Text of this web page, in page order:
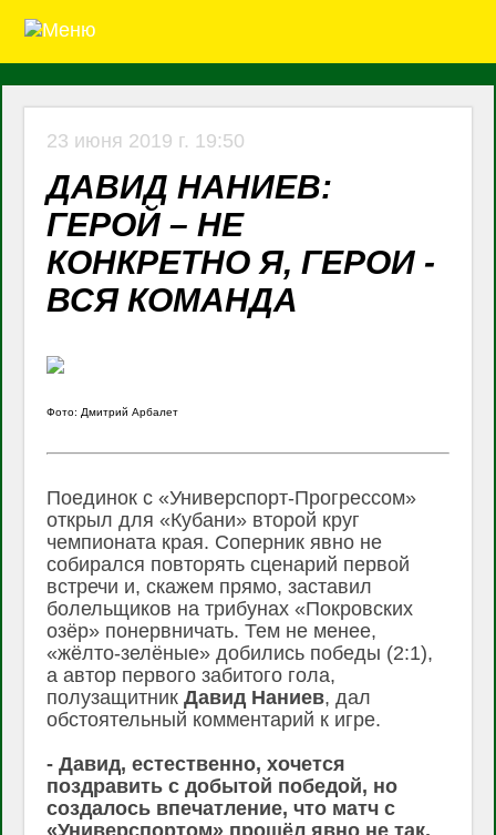
23 июня 2019 г. 19:50
ДАВИД НАНИЕВ:
ГЕРОЙ – НЕ
КОНКРЕТНО Я, ГЕРОИ -
ВСЯ КОМАНДА
Фото: Дмитрий Арбалет
Поединок с «Универспорт-Прогрессом»
открыл для «Кубани» второй круг
чемпионата края. Соперник явно не
собирался повторять сценарий первой
встречи и, скажем прямо, заставил
болельщиков на трибунах «Покровских
озёр» понервничать. Тем не менее,
«жёлто-зелёные» добились победы (2:1),
а автор первого забитого гола,
полузащитникДавид Наниев, дал
обстоятельный комментарий к игре.
- Давид, естественно, хочется
поздравить с добытой победой, но
создалось впечатление, что матч с
«Универспортом» прошёл явно не так,